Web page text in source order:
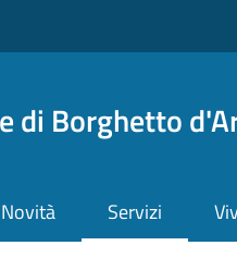
di Borghetto
Novità Servizi